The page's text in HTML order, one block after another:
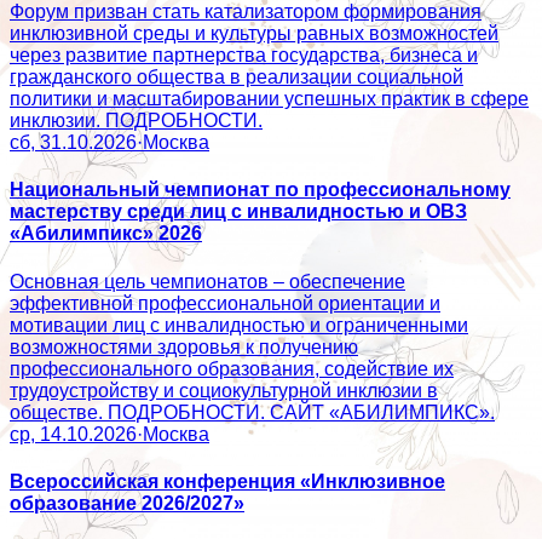
Форум призван стать катализатором формирования
инклюзивной среды и культуры равных возможностей
через развитие партнерства государства, бизнеса и
гражданского общества в реализации социальной
политики и масштабировании успешных практик в сфере
инклюзии. ПОДРОБНОСТИ.
сб, 31.10.2026·Москва
Национальный чемпионат по профессиональному
мастерству среди лиц с инвалидностью и ОВЗ
«Абилимпикс» 2026
Основная цель чемпионатов – обеспечение
эффективной профессиональной ориентации и
мотивации лиц с инвалидностью и ограниченными
возможностями здоровья к получению
профессионального образования, содействие их
трудоустройству и социокультурной инклюзии в
обществе. ПОДРОБНОСТИ. САЙТ «АБИЛИМПИКС».
ср, 14.10.2026·Москва
Всероссийская конференция «Инклюзивное
образование 2026/2027»